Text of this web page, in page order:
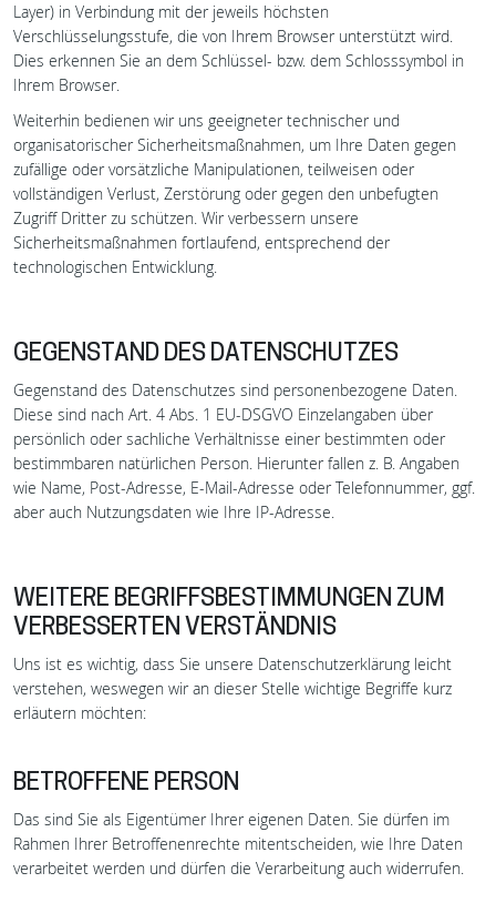
Layer) in Verbindung mit der jeweils höchsten
Verschlüsselungsstufe, die von Ihrem Browser unterstützt wird.
Dies erkennen Sie an dem Schlüssel- bzw. dem Schlosssymbol in
Ihrem Browser.
Weiterhin bedienen wir uns geeigneter technischer und
organisatorischer Sicherheitsmaßnahmen, um Ihre Daten gegen
zufällige oder vorsätzliche Manipulationen, teilweisen oder
vollständigen Verlust, Zerstörung oder gegen den unbefugten
Zugriff Dritter zu schützen. Wir verbessern unsere
Sicherheitsmaßnahmen fortlaufend, entsprechend der
technologischen Entwicklung.
GEGENSTAND DES DATENSCHUTZES
Gegenstand des Datenschutzes sind personenbezogene Daten.
Diese sind nach Art. 4 Abs. 1 EU-DSGVO Einzelangaben über
persönlich oder sachliche Verhältnisse einer bestimmten oder
bestimmbaren natürlichen Person. Hierunter fallen z. B. Angaben
wie Name, Post-Adresse, E-Mail-Adresse oder Telefonnummer, ggf.
aber auch Nutzungsdaten wie Ihre IP-Adresse.
WEITERE BEGRIFFSBESTIMMUNGEN ZUM
VERBESSERTEN VERSTÄNDNIS
Uns ist es wichtig, dass Sie unsere Datenschutzerklärung leicht
verstehen, weswegen wir an dieser Stelle wichtige Begriffe kurz
erläutern möchten:
BETROFFENE PERSON
Das sind Sie als Eigentümer Ihrer eigenen Daten. Sie dürfen im
Rahmen Ihrer Betroffenenrechte mitentscheiden, wie Ihre Daten
verarbeitet werden und dürfen die Verarbeitung auch widerrufen.